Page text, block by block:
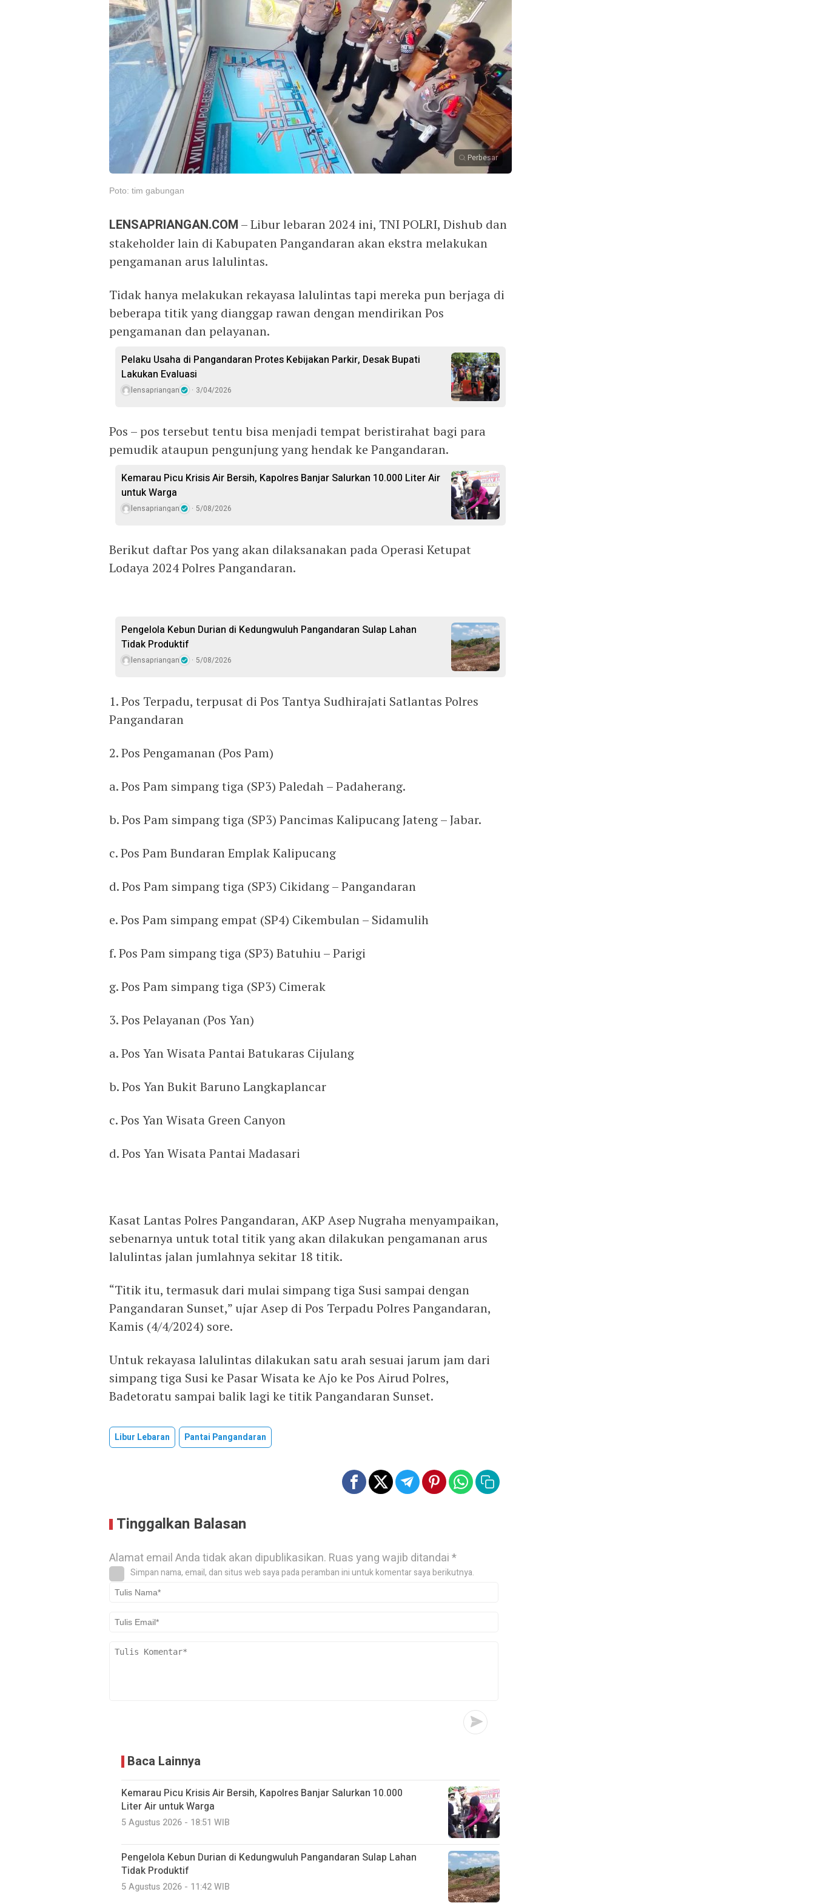
Perbesar
Poto: tim gabungan
LENSAPRIANGAN.COM – Libur lebaran 2024 ini, TNI POLRI, Dishub dan
stakeholder lain di Kabupaten Pangandaran akan ekstra melakukan
pengamanan arus lalulintas.
Tidak hanya melakukan rekayasa lalulintas tapi mereka pun berjaga di
beberapa titik yang dianggap rawan dengan mendirikan Pos
pengamanan dan pelayanan.
Pelaku Usaha di Pangandaran Protes Kebijakan Parkir, Desak Bupati
Lakukan Evaluasi
lensapriangan 3/04/2026
Pos – pos tersebut tentu bisa menjadi tempat beristirahat bagi para
pemudik ataupun pengunjung yang hendak ke Pangandaran.
Kemarau Picu Krisis Air Bersih, Kapolres Banjar Salurkan 10.000 Liter Air
untuk Warga
lensapriangan 5/08/2026
Berikut daftar Pos yang akan dilaksanakan pada Operasi Ketupat
Lodaya 2024 Polres Pangandaran.
Pengelola Kebun Durian di Kedungwuluh Pangandaran Sulap Lahan
Tidak Produktif ‎
lensapriangan 5/08/2026
1. Pos Terpadu, terpusat di Pos Tantya Sudhirajati Satlantas Polres
Pangandaran
2. Pos Pengamanan (Pos Pam)
a. Pos Pam simpang tiga (SP3) Paledah – Padaherang.
b. Pos Pam simpang tiga (SP3) Pancimas Kalipucang Jateng – Jabar.
c. Pos Pam Bundaran Emplak Kalipucang
d. Pos Pam simpang tiga (SP3) Cikidang – Pangandaran
e. Pos Pam simpang empat (SP4) Cikembulan – Sidamulih
f. Pos Pam simpang tiga (SP3) Batuhiu – Parigi
g. Pos Pam simpang tiga (SP3) Cimerak
3. Pos Pelayanan (Pos Yan)
a. Pos Yan Wisata Pantai Batukaras Cijulang
b. Pos Yan Bukit Baruno Langkaplancar
c. Pos Yan Wisata Green Canyon
d. Pos Yan Wisata Pantai Madasari
Kasat Lantas Polres Pangandaran, AKP Asep Nugraha menyampaikan,
sebenarnya untuk total titik yang akan dilakukan pengamanan arus
lalulintas jalan jumlahnya sekitar 18 titik.
“Titik itu, termasuk dari mulai simpang tiga Susi sampai dengan
Pangandaran Sunset,” ujar Asep di Pos Terpadu Polres Pangandaran,
Kamis (4/4/2024) sore.
Untuk rekayasa lalulintas dilakukan satu arah sesuai jarum jam dari
simpang tiga Susi ke Pasar Wisata ke Ajo ke Pos Airud Polres,
Badetoratu sampai balik lagi ke titik Pangandaran Sunset.
Libur Lebaran Pantai Pangandaran
Tinggalkan Balasan
Alamat email Anda tidak akan dipublikasikan. Ruas yang wajib ditandai*
Simpan nama, email, dan situs web saya pada peramban ini untuk komentar saya berikutnya.
Baca Lainnya
Kemarau Picu Krisis Air Bersih, Kapolres Banjar Salurkan 10.000
Liter Air untuk Warga
5 Agustus 2026 - 18:51 WIB
Pengelola Kebun Durian di Kedungwuluh Pangandaran Sulap Lahan
Tidak Produktif ‎
5 Agustus 2026 - 11:42 WIB